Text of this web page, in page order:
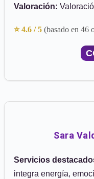
Valoración:
⭐ 4.6 / 5 (basado en 46
Sara
Servicios
integra energía,